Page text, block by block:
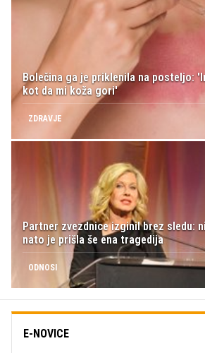
Bolečina ga je priklenila na posteljo:
kot da mi koža gori'
ZDRAVJE
Partner zvezdnice izginil brez sledu:
nato je prišla še ena tragedija
ODNOSI
E-NOVICE